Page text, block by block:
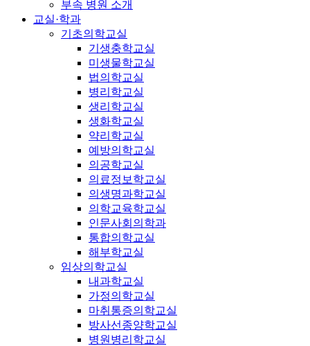
부속 병원 소개
교실·학과
기초의학교실
기생충학교실
미생물학교실
법의학교실
병리학교실
생리학교실
생화학교실
약리학교실
예방의학교실
의공학교실
의료정보학교실
의생명과학교실
의학교육학교실
인문사회의학과
통합의학교실
해부학교실
임상의학교실
내과학교실
가정의학교실
마취통증의학교실
방사선종양학교실
병원병리학교실